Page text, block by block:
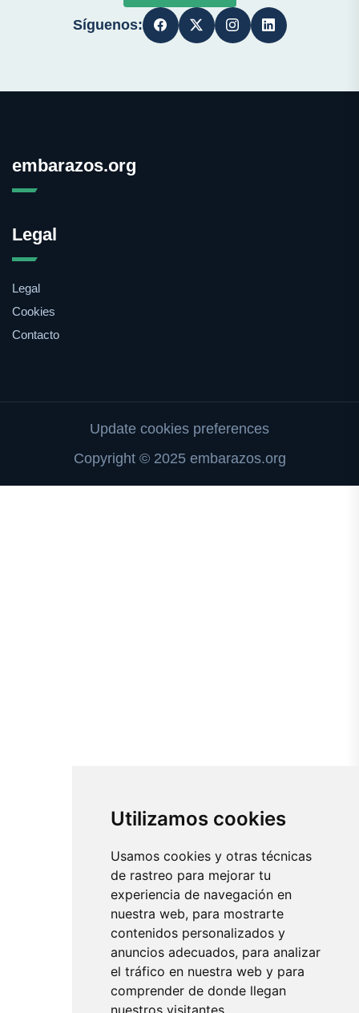
Utilizamos cookies
Usamos cookies y otras técnicas
de rastreo para mejorar tu
experiencia de navegación en
nuestra web, para mostrarte
contenidos personalizados y
anuncios adecuados, para analizar
el tráfico en nuestra web y para
comprender de donde llegan
nuestros visitantes.
Síguenos:
embarazos.org
Legal
Legal
Cookies
Contacto
Update cookies preferences
Copyright © 2025 embarazos.org